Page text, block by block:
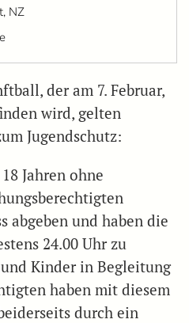
NZ
der am 7. Februar,
wird, gelten
Jugendschutz:
Jahren ohne
abgeben und haben die
24.00 Uhr zu
Kinder in Begleitung
haben mit diesem
durch ein